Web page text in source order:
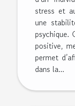
stress et
une
psychique.
positive,
permet
dans la...